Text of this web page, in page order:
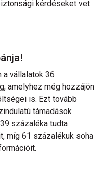
kérdéseket vet
a vállalatok 36
amelyhez még hozzájön
is. Ezt tovább
támadások
százaléka tudta
míg 61 százalékuk soha